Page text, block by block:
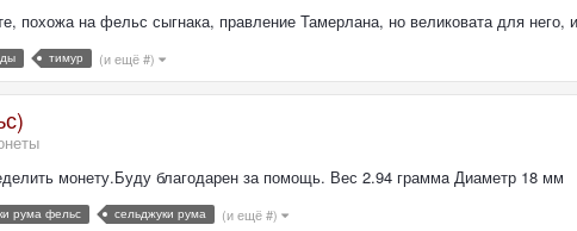
похожа на фельс сыгнака, правление Тамерлана, но великовата для
тимур (и ещё #)
монету.Буду благодарен за помощь. Вес 2.94 граммa Диаметр 18 мм
рума фельс сельджуки рума (и ещё #)